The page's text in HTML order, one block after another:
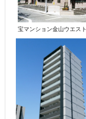
宝マンション金山ウエスト